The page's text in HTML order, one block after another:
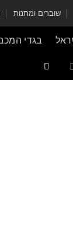
שוברים ומתנות
בגדי